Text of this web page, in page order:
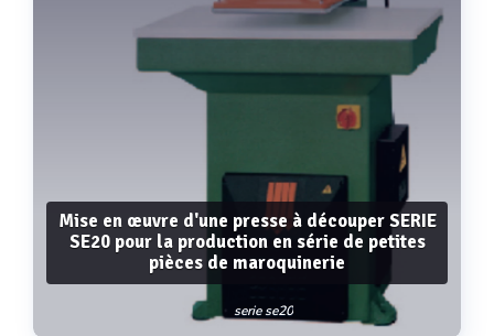
Mise en œuvre d'une presse à découper SERIE
SE20 pour la production en série de petites
pièces de maroquinerie
serie se20